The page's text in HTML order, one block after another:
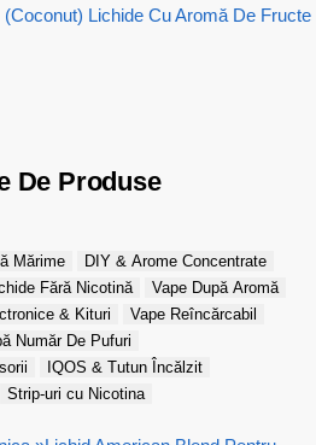
Lichide Cu Aromă De Fructe
De Produse
Mărime
DIY & Arome Concentrate
Fără Nicotină
Vape După Aromă
& Kituri
Vape Reîncărcabil
Număr De Pufuri
IQOS & Tutun Încălzit
Strip-uri cu Nicotina